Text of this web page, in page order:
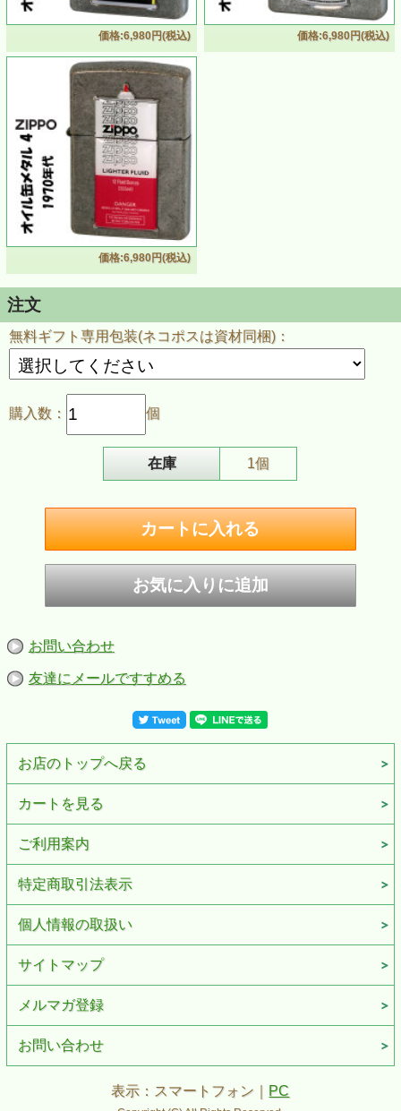
ZIPPO/オイル缶メタル3 1960’s ＃200FB クロームユーズドフィニッ
シュ エポメタル CAN-3
・1960年代のZIPPOオイル缶を PINS スタイルのメタルにデザイン
・オイル缶のデザインにも歴史があり、各年代のアートワークはZIPPO
本体の紙パッケージと同様にZIPPO を代表するモチーフとして親しまれ
て来ました
・クロームユーズドフィニッシュ加工とあいまってビンテージ感あふれ
る仕上がり
・ZIPPOファン、コレクターの方へのギフト・プレゼントにもおすすめ
です
■サイズ約（当店計測値）：H57mm W38mm D13mm(メタルを除く)、59
■ケース：レギュラーケース
■付属品：zippo社専用紙箱、ZIPPO社永久保証書
※ご注意
・お客様のご利用のブラウザの環境により商品の色合いが実際のものと
多少異なる場合がございますので、予めご了承ください。
価格:6,980円(税込) 価格:6,980円(税込)
価格:6,980円(税込)
注文
無料ギフト専用包装(ネコポスは資材同梱)：
購入数： 個
在庫 1個
お問い合わせ
友達にメールですすめる
お店のトップへ戻る
カートを見る
ご利用案内
特定商取引法表示
個人情報の取扱い
サイトマップ
メルマガ登録
お問い合わせ
表示：スマートフォン｜ PC